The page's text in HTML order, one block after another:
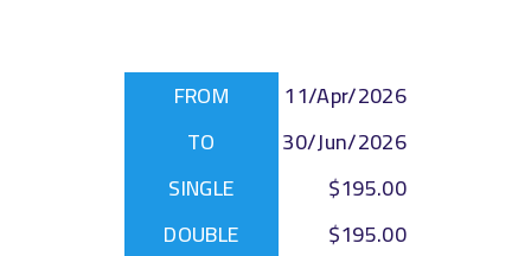
11/Apr/2026
30/Jun/2026
$195.00
$195.00